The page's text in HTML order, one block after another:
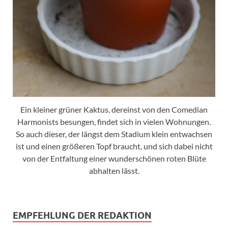
Ein kleiner grüner Kaktus, dereinst von den Comedian
Harmonists besungen, findet sich in vielen Wohnungen.
So auch dieser, der längst dem Stadium klein entwachsen
ist und einen größeren Topf braucht, und sich dabei nicht
von der Entfaltung einer wunderschönen roten Blüte
abhalten lässt.
EMPFEHLUNG DER REDAKTION